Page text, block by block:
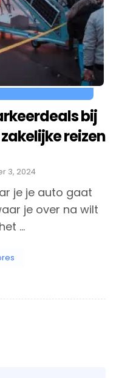
bij
reizen
3, 2024
je je auto gaat
je over na wilt
...